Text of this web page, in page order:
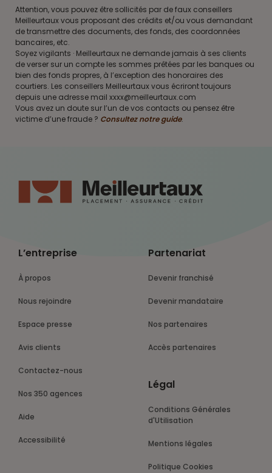
Attention, vous pouvez être sollicités par de faux conseillers
Meilleurtaux vous proposant des crédits et/ou vous demandant
de transmettre des documents, des fonds, des coordonnées
bancaires, etc.
Soyez vigilants · Meilleurtaux ne demande jamais à ses clients
de verser sur un compte les sommes prêtées par les banques ou
bien des fonds propres, à l’exception des honoraires des
courtiers. Les conseillers Meilleurtaux vous écriront toujours
depuis une adresse mail xxxx@meilleurtaux.com
Vous avez un doute sur l’un de vos contacts ou pensez être
victime d’une fraude ? Consultez notre guide.
L’entreprise
À propos
Nous rejoindre
Espace presse
Avis clients
Contactez-nous
Nos 350 agences
Aide
Accessibilité
Partenariat
Devenir franchisé
Devenir mandataire
Nos partenaires
Accès partenaires
Légal
Conditions Générales
d'Utilisation
Mentions légales
Politique Cookies